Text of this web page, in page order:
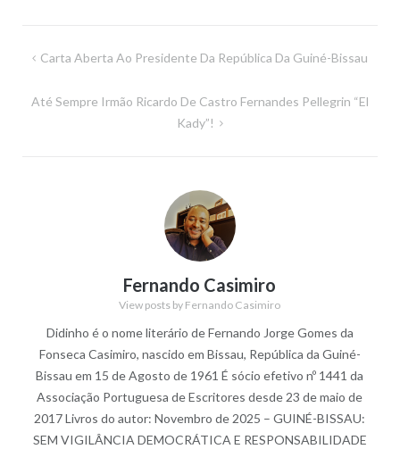
Navegação
artigos
Carta Aberta Ao Presidente Da República Da Guiné-Bissau
Até Sempre Irmão Ricardo De Castro Fernandes Pellegrin “El
Kady”!
Fernando Casimiro
View posts by Fernando Casimiro
Didinho é o nome literário de Fernando Jorge Gomes da
Fonseca Casimiro, nascido em Bissau, República da Guiné-
Bissau em 15 de Agosto de 1961 É sócio efetivo nº 1441 da
Associação Portuguesa de Escritores desde 23 de maio de
2017 Livros do autor: Novembro de 2025 – GUINÉ-BISSAU:
SEM VIGILÂNCIA DEMOCRÁTICA E RESPONSABILIDADE